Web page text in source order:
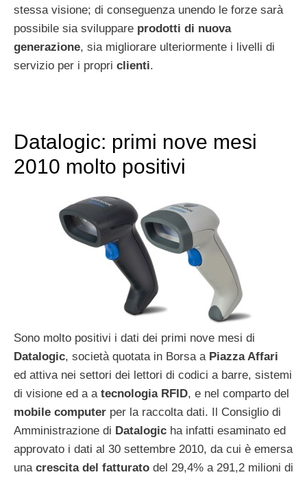
stessa visione; di conseguenza unendo le forze sarà
possibile sia sviluppare prodotti di nuova
generazione, sia migliorare ulteriormente i livelli di
servizio per i propri clienti.
Datalogic: primi nove mesi
2010 molto positivi
Sono molto positivi i dati dei primi nove mesi di
Datalogic, società quotata in Borsa a Piazza Affari
ed attiva nei settori dei lettori di codici a barre, sistemi
di visione ed a a tecnologia RFID, e nel comparto del
mobile computer per la raccolta dati. Il Consiglio di
Amministrazione di Datalogic ha infatti esaminato ed
approvato i dati al 30 settembre 2010, da cui è emersa
una crescita del fatturato del 29,4% a 291,2 milioni di